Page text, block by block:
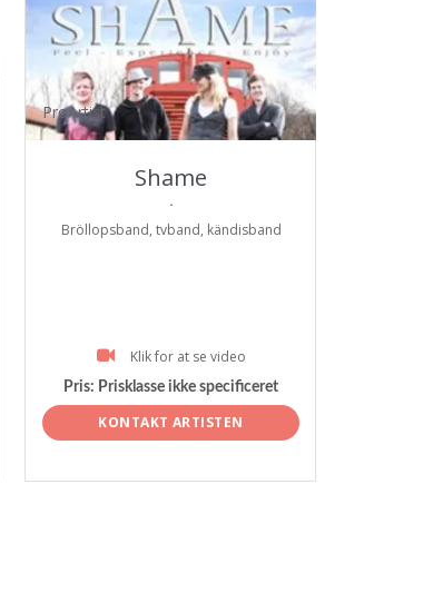
ProArtist
Shame
.
Bröllopsband, tvband, kändisband
Klik for at se video
Pris: Prisklasse ikke specificeret
KONTAKT ARTISTEN